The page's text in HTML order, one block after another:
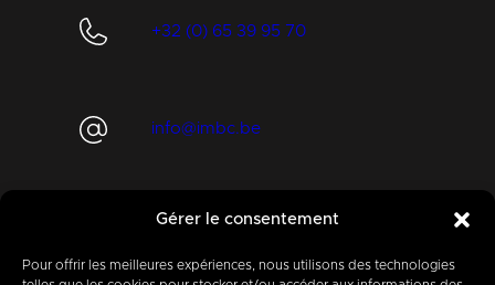
Gérer le consentement
Pour offrir les meilleures expériences, nous utilisons des technologies
+32 (0) 65 39 95 70
info@imbc.be
Aujourd’hui, partenaire
400entreprises.